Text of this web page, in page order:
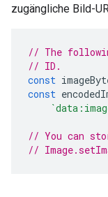
zugängliche Bild-
// The
// ID.
const
const
// You can
//